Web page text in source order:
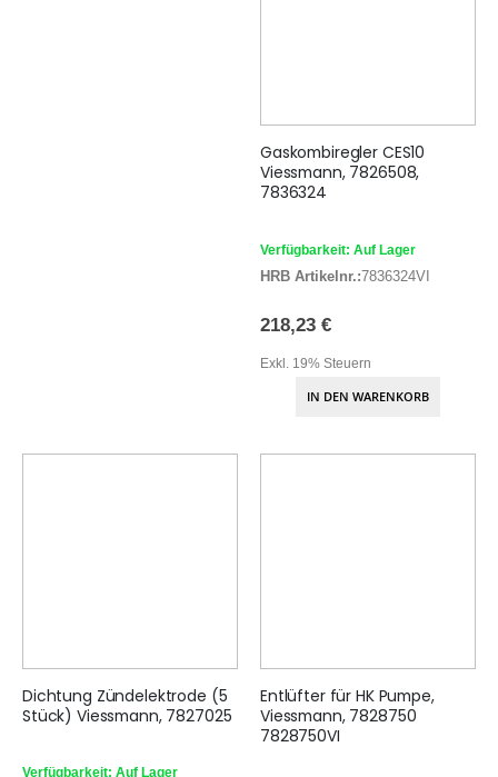
Gaskombiregler CES10
Viessmann, 7826508,
7836324
Verfügbarkeit: Auf Lager
HRB Artikelnr.:7836324VI
218,23 €
Exkl. 19% Steuern
IN DEN WARENKORB
Dichtung Zündelektrode (5
Stück) Viessmann, 7827025
Verfügbarkeit: Auf Lager
Entlüfter für HK Pumpe,
Viessmann, 7828750
7828750VI